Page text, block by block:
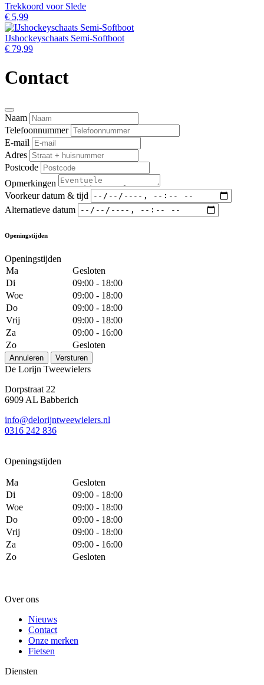
Trekkoord voor Slede
€ 5,99
IJshockeyschaats Semi-Softboot
€ 79,99
Contact
Naam
Telefoonnummer
E-mail
Adres
Postcode
Opmerkingen
Voorkeur datum & tijd
Alternatieve datum
Openingstijden
Openingstijden
Ma
Gesloten
Di
09:00 - 18:00
Woe
09:00 - 18:00
Do
09:00 - 18:00
Vrij
09:00 - 18:00
Za
09:00 - 16:00
Zo
Gesloten
Annuleren Versturen
De Lorijn Tweewielers
Dorpstraat 22
6909 AL Babberich
info@delorijntweewielers.nl
0316 242 836
Openingstijden
Ma
Gesloten
Di
09:00 - 18:00
Woe
09:00 - 18:00
Do
09:00 - 18:00
Vrij
09:00 - 18:00
Za
09:00 - 16:00
Zo
Gesloten
Over ons
Nieuws
Contact
Onze merken
Fietsen
Diensten